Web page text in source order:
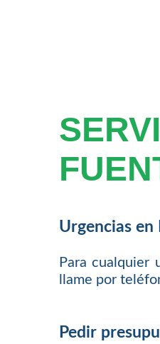
Urgencias en
Para cualquier
llame por
Pedir